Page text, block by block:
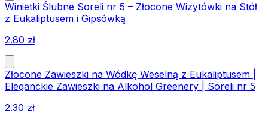
Winietki Ślubne Soreli nr 5 – Złocone Wizytówki na Stół
z Eukaliptusem i Gipsówką
2.80 zł
Złocone Zawieszki na Wódkę Weselną z Eukaliptusem |
Eleganckie Zawieszki na Alkohol Greenery | Soreli nr 5
2.30 zł